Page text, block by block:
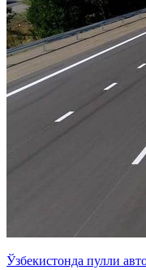
Ўзбекистонда пулли